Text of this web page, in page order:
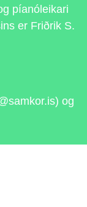
píanóleikari
er Friðrik S.
og